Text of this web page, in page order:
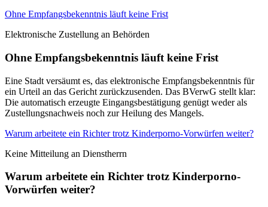
Ohne Empfangsbekenntnis läuft keine Frist
Elektronische Zustellung an Behörden
Ohne Empfangsbekenntnis läuft keine Frist
Eine Stadt versäumt es, das elektronische Empfangsbekenntnis für
ein Urteil an das Gericht zurückzusenden. Das BVerwG stellt klar:
Die automatisch erzeugte Eingangsbestätigung genügt weder als
Zustellungsnachweis noch zur Heilung des Mangels.
Warum arbeitete ein Richter trotz Kinderporno-Vorwürfen weiter?
Keine Mitteilung an Dienstherrn
Warum arbeitete ein Richter trotz Kinderporno-
Vorwürfen weiter?